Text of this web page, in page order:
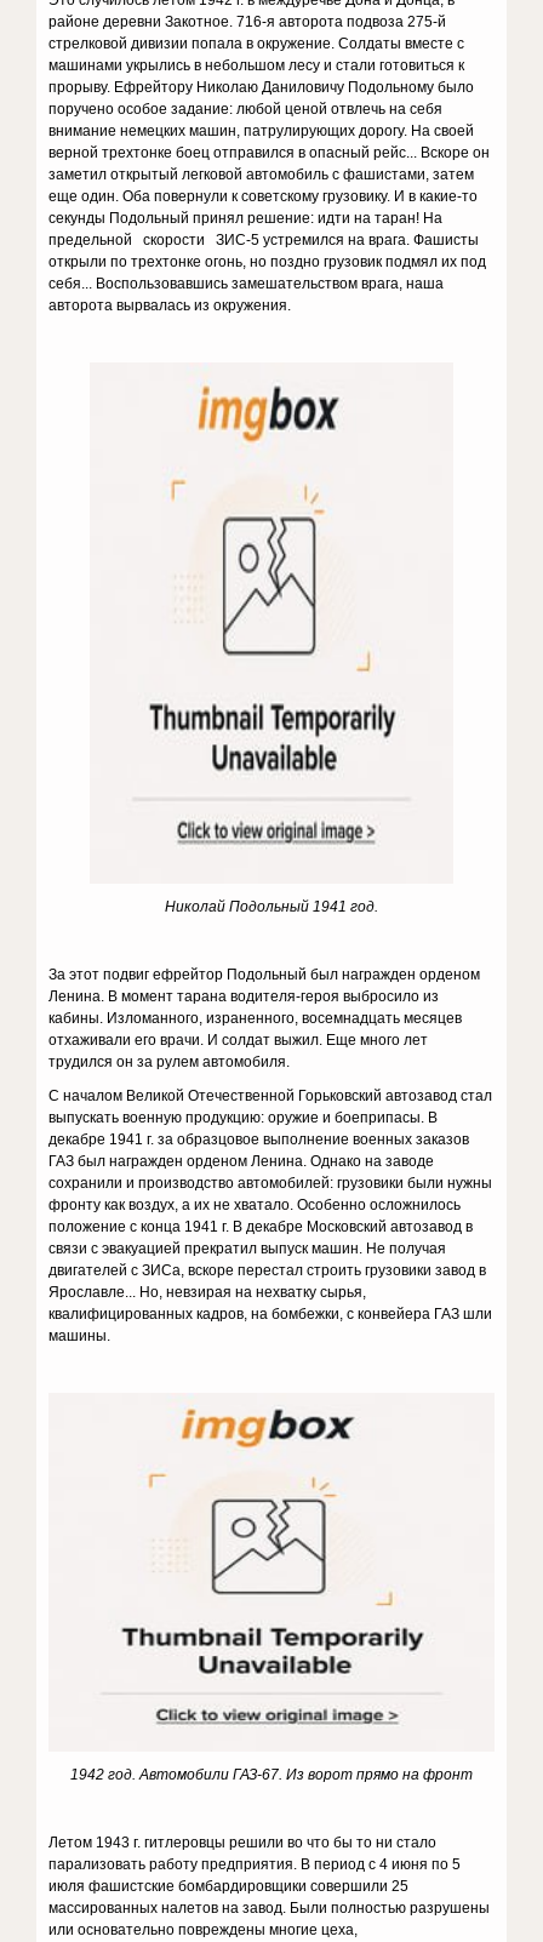
районе деревни Закотное. 716-я авторота подвоза 275-й
стрелковой дивизии попала в окружение. Солдаты вместе с
машинами укрылись в небольшом лесу и стали готовиться к
прорыву. Ефрейтору Николаю Даниловичу Подольному было
поручено особое задание: любой ценой отвлечь на себя
внимание немецких машин, патрулирующих дорогу. На своей
верной трехтонке боец отправился в опасный рейс... Вскоре он
заметил открытый легковой автомобиль с фашистами, затем
еще один. Оба повернули к советскому грузовику. И в какие-то
секунды Подольный принял решение: идти на таран! На
предельной скорости ЗИС-5 устремился на врага. Фашисты
открыли по трехтонке огонь, но поздно грузовик подмял их под
себя... Воспользовавшись замешательством врага, наша
авторота вырвалась из окружения.
Николай Подольный 1941 год.
За этот подвиг ефрейтор Подольный был награжден орденом
Ленина. В момент тарана водителя-героя выбросило из
кабины. Изломанного, израненного, восемнадцать месяцев
отхаживали его врачи. И солдат выжил. Еще много лет
трудился он за рулем автомобиля.
С началом Великой Отечественной Горьковский автозавод стал
выпускать военную продукцию: оружие и боеприпасы. В
декабре 1941 г. за образцовое выполнение военных заказов
ГАЗ был награжден орденом Ленина. Однако на заводе
сохранили и производство автомобилей: грузовики были нужны
фронту как воздух, а их не хватало. Особенно осложнилось
положение с конца 1941 г. В декабре Московский автозавод в
связи с эвакуацией прекратил выпуск машин. Не получая
двигателей с ЗИСа, вскоре перестал строить грузовики завод в
Ярославле... Но, невзирая на нехватку сырья,
квалифицированных кадров, на бомбежки, с конвейера ГАЗ шли
машины.
1942 год. Автомобили ГАЗ-67. Из ворот прямо на фронт
Летом 1943 г. гитлеровцы решили во что бы то ни стало
парализовать работу предприятия. В период с 4 июня по 5
июля фашистские бомбардировщики совершили 25
массированных налетов на завод. Были полностью разрушены
или основательно повреждены многие цеха,